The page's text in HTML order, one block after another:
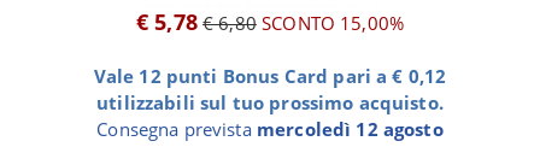
€ 5,78 € 6,80SCONTO 15,00%
Vale 12 punti Bonus Card pari a € 0,12
utilizzabili sul tuo prossimo acquisto.
Consegna prevista mercoledì 12 agosto